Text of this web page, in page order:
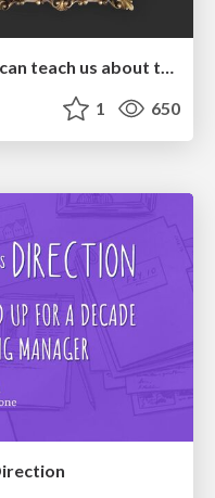
What the history of the web can teach us about the future of AI
1 650